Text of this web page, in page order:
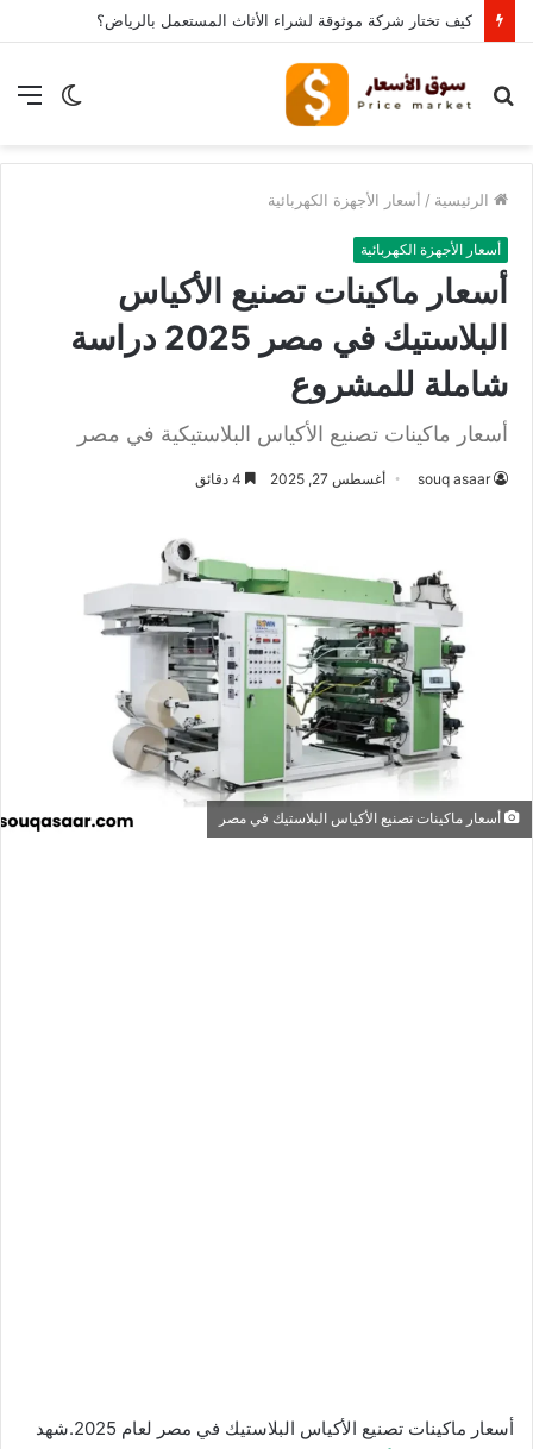
كيف تختار شركة موثوقة لشراء الأثاث المستعمل بالرياض؟
الوضع
بحث
الرئيسية / أسعار الأجهزة الكهربائية
أسعار الأجهزة الكهربائية
أسعار ماكينات تصنيع الأكياس
البلاستيك في مصر 2025 دراسة
شاملة للمشروع
أسعار ماكينات تصنيع الأكياس البلاستيكية في مصر
souq asaar أغسطس 27, 2025
أسعار ماكينات تصنيع الأكياس البلاستيك في مصر
أسعار ماكينات تصنيع الأكياس البلاستيك في مصر لعام 2025.شهد